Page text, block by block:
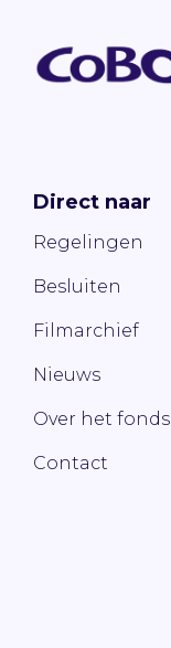
Direct naar
Regelingen
Besluiten
Filmarchief
Nieuws
Over het fonds
Contact